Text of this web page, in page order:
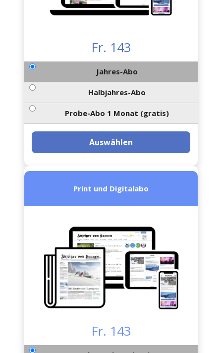
Fr. 143
Jahres-Abo
Halbjahres-Abo
Probe-Abo 1 Monat (gratis)
Auswählen
Print und Digitalabo
Fr. 143